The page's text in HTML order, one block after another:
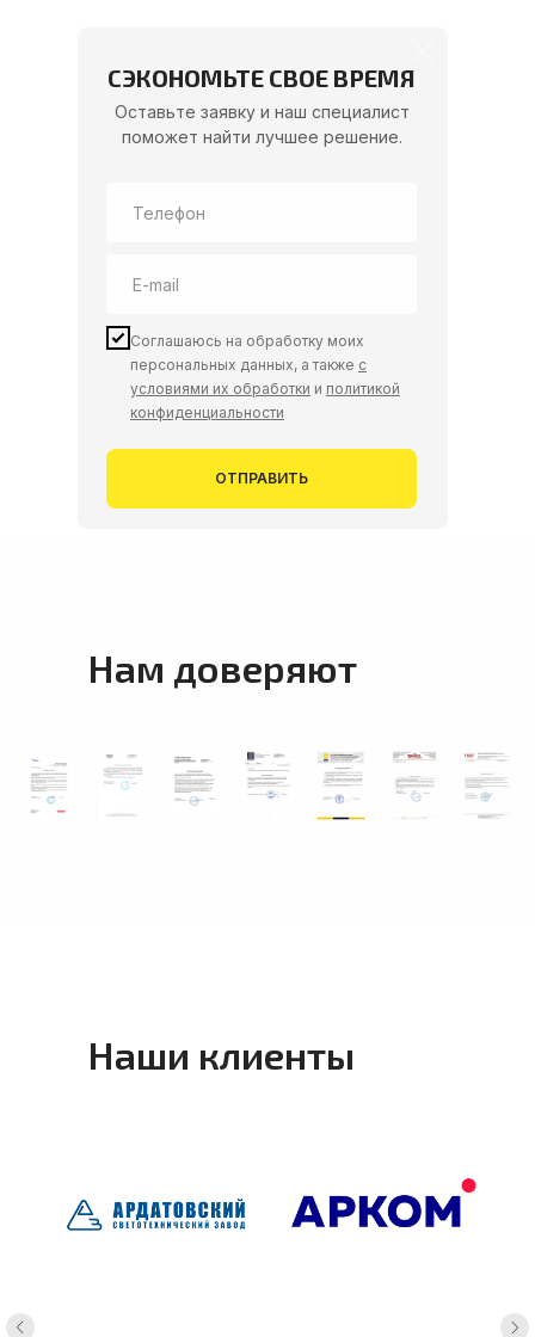
Соглашаюсь на обработку моих
персональных данных, а также с
условиями их обработки и политикой
конфиденциальности
ОТПРАВИТЬ
Оставьте заявку и наш специалист
поможет найти лучшее решение.
СЭКОНОМЬТЕ СВОЕ ВРЕМЯ
Нам доверяют
Наши клиенты